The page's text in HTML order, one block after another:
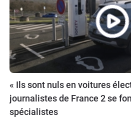
« Ils sont nuls en voitures
journalistes de France 2 se
spécialistes